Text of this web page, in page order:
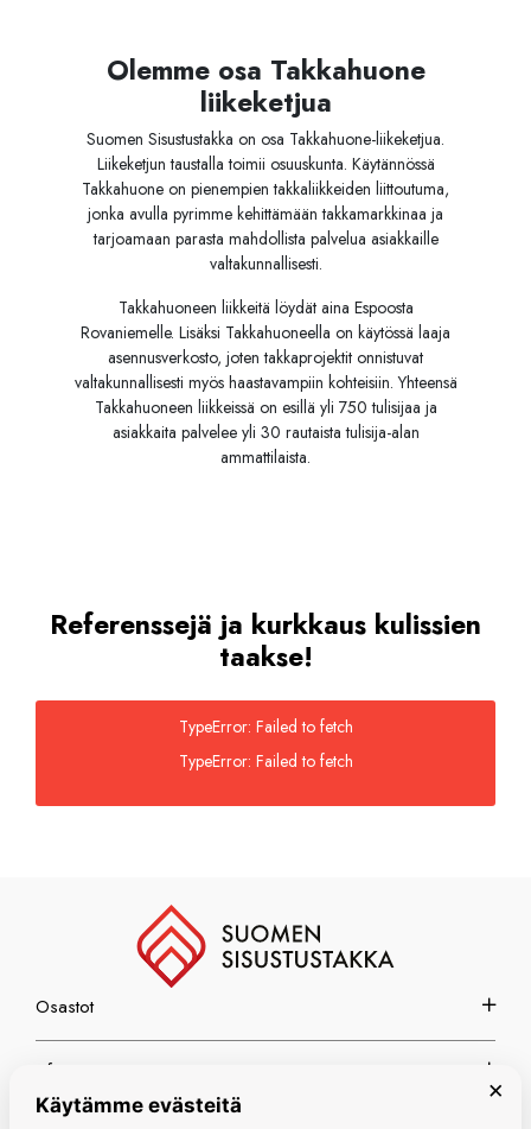
Olemme osa Takkahuone
liikeketjua
Suomen Sisustustakka on osa Takkahuone-liikeketjua.
Liikeketjun taustalla toimii osuuskunta. Käytännössä
Takkahuone on pienempien takkaliikkeiden liittoutuma,
jonka avulla pyrimme kehittämään takkamarkkinaa ja
tarjoamaan parasta mahdollista palvelua asiakkaille
valtakunnallisesti.
Takkahuoneen liikkeitä löydät aina Espoosta
Rovaniemelle. Lisäksi Takkahuoneella on käytössä laaja
asennusverkosto, joten takkaprojektit onnistuvat
valtakunnallisesti myös haastavampiin kohteisiin. Yhteensä
Takkahuoneen liikkeissä on esillä yli 750 tulisijaa ja
asiakkaita palvelee yli 30 rautaista tulisija-alan
ammattilaista.
Referenssejä ja kurkkaus kulissien
taakse!
TypeError: Failed to fetch
TypeError: Failed to fetch
Osastot
Info
×
Käytämme evästeitä